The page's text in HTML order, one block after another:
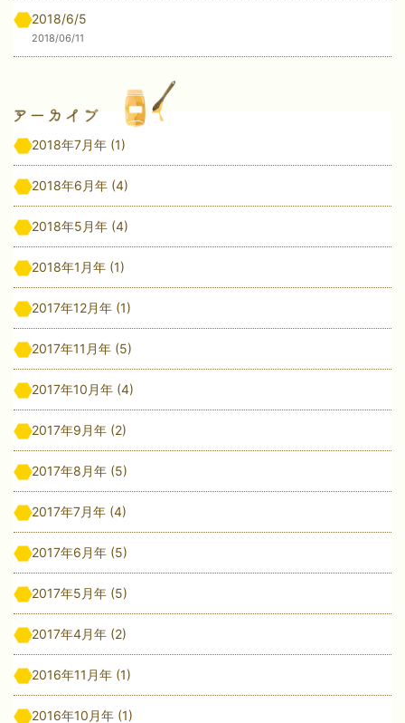
2018/6/5
2018/06/11
2018年7月年 (1)
2018年6月年 (4)
2018年5月年 (4)
2018年1月年 (1)
2017年12月年 (1)
2017年11月年 (5)
2017年10月年 (4)
2017年9月年 (2)
2017年8月年 (5)
2017年7月年 (4)
2017年6月年 (5)
2017年5月年 (5)
2017年4月年 (2)
2016年11月年 (1)
2016年10月年 (1)